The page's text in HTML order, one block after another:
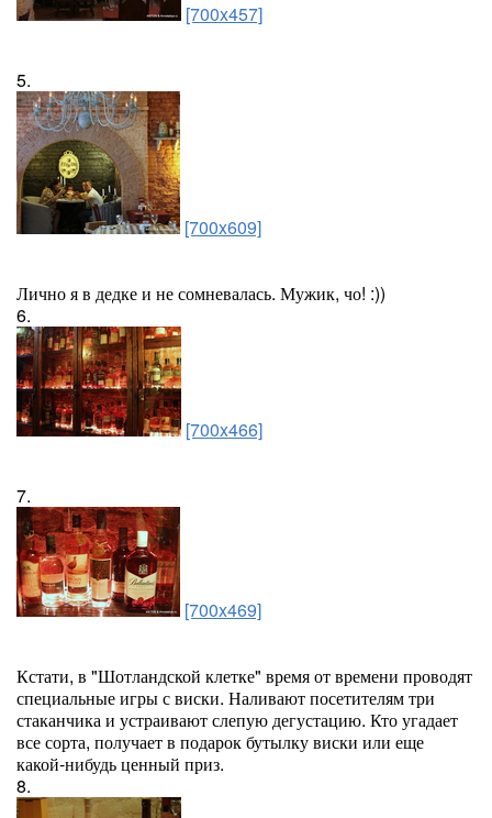
[700x457]
5.
[700x609]
Лично я в дедке и не сомневалась. Мужик, чо! :))
6.
[700x466]
7.
[700x469]
Кстати, в "Шотландской клетке" время от времени проводят
специальные игры с виски. Наливают посетителям три
стаканчика и устраивают слепую дегустацию. Кто угадает
все сорта, получает в подарок бутылку виски или еще
какой-нибудь ценный приз.
8.